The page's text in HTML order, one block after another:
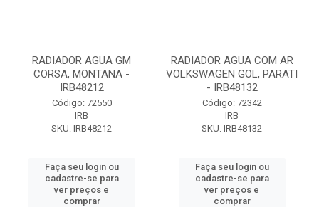
RADIADOR AGUA GM
CORSA, MONTANA -
IRB48212
Código: 72550
IRB
SKU: IRB48212
Faça seu login ou
cadastre-se para
ver preços e
comprar
RADIADOR AGUA COM AR
VOLKSWAGEN GOL, PARATI
- IRB48132
Código: 72342
IRB
SKU: IRB48132
Faça seu login ou
cadastre-se para
ver preços e
comprar